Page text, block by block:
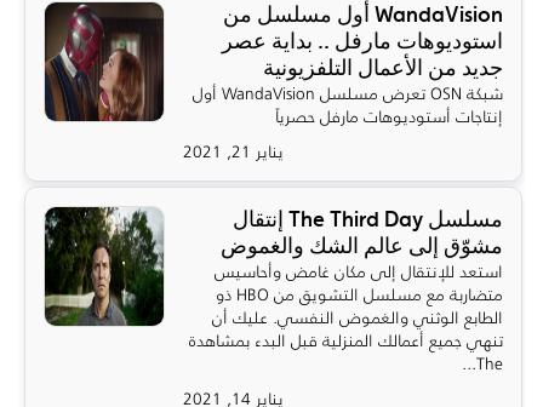
WandaVision أول مسلسل من
استوديوهات مارفل .. بداية عصر
جديد من الأعمال التلفزيونية
شبكة OSN تعرض مسلسل WandaVision أول
إنتاجات أستوديوهات مارفل حصرياً
يناير 21, 2021
مسلسل The Third Day إنتقال
مشوّق إلى عالم الشك والغموض
استعد للإنتقال إلى مكان غامض وأحاسيس
متضاربة مع مسلسل التشويق من HBO ذو
الطابع الوثني والغموض النفسي. عليك أن
تنهي جميع أعمالك المنزلية قبل البدء بمشاهدة
The...
يناير 14, 2021